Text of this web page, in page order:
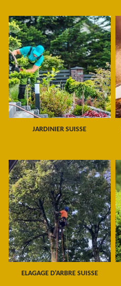
JARDINIER SUISSE
ELAGAGE D'ARBRE SUISSE